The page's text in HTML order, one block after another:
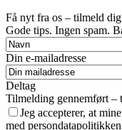
Få nyt fra os – tilmeld
Gode tips. Ingen spam.
Din e-mailadresse
Deltag
Tilmelding gennemført –
Jeg accepterer, at
med